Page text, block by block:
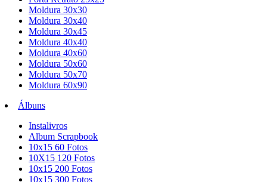
Moldura 30x30
Moldura 30x40
Moldura 30x45
Moldura 40x40
Moldura 40x60
Moldura 50x60
Moldura 50x70
Moldura 60x90
Álbuns
Instalivros
Album Scrapbook
10x15 60 Fotos
10X15 120 Fotos
10x15 200 Fotos
10x15 300 Fotos